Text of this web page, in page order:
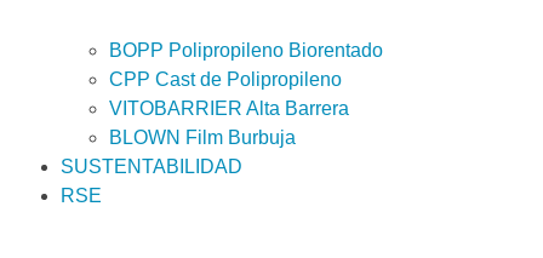
BOPP Polipropileno Biorentado
CPP Cast de Polipropileno
VITOBARRIER Alta Barrera
BLOWN Film Burbuja
SUSTENTABILIDAD
RSE